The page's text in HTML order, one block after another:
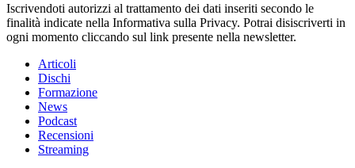
Iscrivendoti autorizzi al trattamento dei dati inseriti secondo le
finalità indicate nella Informativa sulla Privacy. Potrai disiscriverti in
ogni momento cliccando sul link presente nella newsletter.
Articoli
Dischi
Formazione
News
Podcast
Recensioni
Streaming